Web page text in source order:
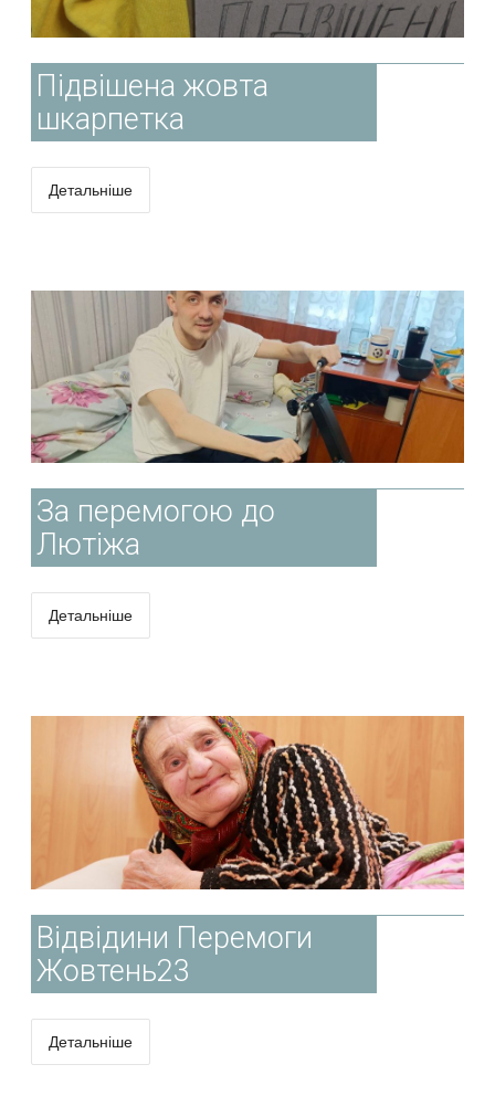
Підвішена жовта
шкарпетка
Детальніше
За перемогою до
Лютіжа
Детальніше
Відвідини Перемоги
Жовтень23
Детальніше